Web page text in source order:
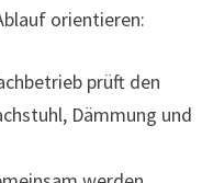
orientieren:
prüft den
Dämmung und